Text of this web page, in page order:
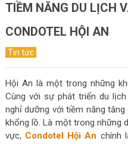
TIỀM NĂNG DU LỊCH
CONDOTEL HỘI AN
Tin tức
Hội An là một trong những
Cùng với sự phát triển du
nghỉ dưỡng với tiềm năng
khổng lồ. Là một trong những
vực, Condotel Hội An chính